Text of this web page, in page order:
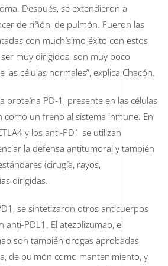
Después, se extendieron a
de riñón, de pulmón. Fueron las
con muchísimo éxito con estos
muy dirigidos, son muy poco
las células normales”, explica Chacón.
proteína PD-1, presente en las células
como un freno al sistema inmune. En
y los anti-PD1 se utilizan
la defensa antitumoral y también
(cirugía, rayos,
dirigidas.
se sintetizaron otros anticuerpos
anti-PDL1. El atezolizumab, el
son también drogas aprobadas
de pulmón como mantenimiento, y